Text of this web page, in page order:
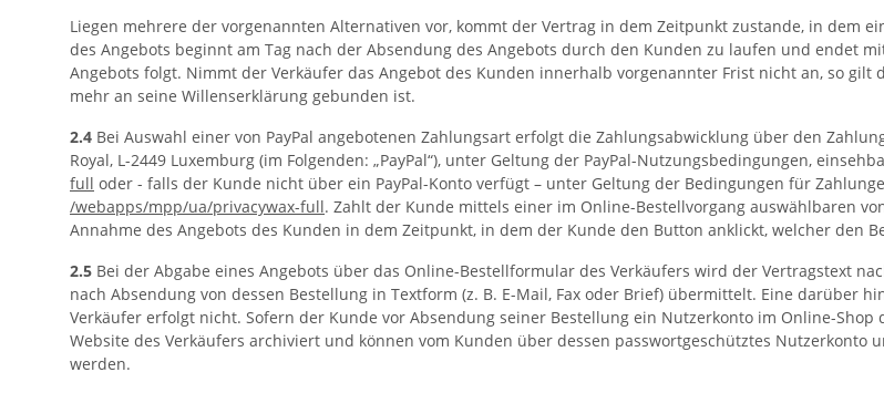
Liegen mehrere der vorgenannten Alternativen vor, kommt der Vertrag in dem Zeitpunkt zustande, in dem
des Angebots beginnt am Tag nach der Absendung des Angebots durch den Kunden zu laufen und endet
Angebots folgt. Nimmt der Verkäufer das Angebot des Kunden innerhalb vorgenannter Frist nicht an, so
mehr an seine Willenserklärung gebunden ist.
2.4 Bei Auswahl einer von PayPal angebotenen Zahlungsart erfolgt die Zahlungsabwicklung über den
Royal, L-2449 Luxemburg (im Folgenden: „PayPal“), unter Geltung der PayPal-Nutzungsbedingungen,
full oder - falls der Kunde nicht über ein PayPal-Konto verfügt – unter Geltung der Bedingungen für
/webapps/mpp/ua/privacywax-full. Zahlt der Kunde mittels einer im Online-Bestellvorgang auswählbaren
Annahme des Angebots des Kunden in dem Zeitpunkt, in dem der Kunde den Button anklickt, welcher den
2.5 Bei der Abgabe eines Angebots über das Online-Bestellformular des Verkäufers wird der Vertragstext
nach Absendung von dessen Bestellung in Textform (z. B. E-Mail, Fax oder Brief) übermittelt. Eine darüber
Verkäufer erfolgt nicht. Sofern der Kunde vor Absendung seiner Bestellung ein Nutzerkonto im Online-
Website des Verkäufers archiviert und können vom Kunden über dessen passwortgeschütztes Nutzerkonto
werden.